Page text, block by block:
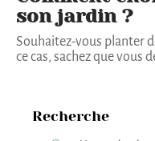
son jardin ?
Souhaitez-vous planter
ce cas, sachez que vous
Recherche